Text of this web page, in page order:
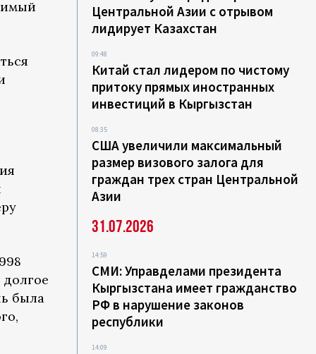
была
Центральной Азии с отрывом
лидирует Казахстан
09:48
Китай стал лидером по чистому
притоку прямых иностранных
инвестиций в Кыргызстан
08:35
США увеличили максимальный
размер визового залога для
граждан трех стран Центральной
Азии
31.07.2026
14:59
СМИ: Управделами президента
Кыргызстана имеет гражданство
РФ в нарушение законов
республики
14:09